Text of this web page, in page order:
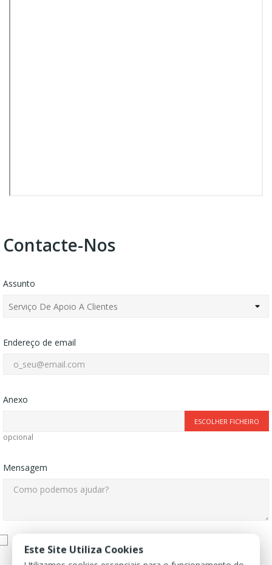
Contacte-Nos
Assunto
Endereço de email
Anexo
ESCOLHER FICHEIRO
opcional
Mensagem
Este Site Utiliza Cookies